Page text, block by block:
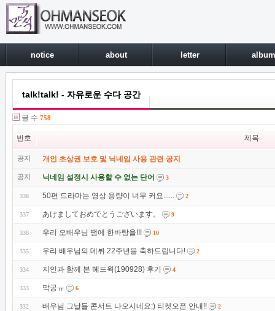
notice about letter album
talk!talk! - 자유로운 수다 공간
글 수 758
번호 제목
공지 개인 초상권 보호 및 닉네임 사용 관련 공지
공지 닉네임 설정시 사용할 수 없는 단어 3
338 50편 드라마는 영상 용량이 너무 커요...... 2
337 あけましておめでとうございます。 9
336 우리 오배우님 땜에 한바탕을!!! 10
335 우리 배우님의 데뷔 22주년을 축하드립니다! 2
334 지인과 함께 본 헤드윅(190928) 후기 4
333 막공ㅠ 6
332 배우님 그날들 콘서트 나오시네요:) 티켓오픈 안내!! 2